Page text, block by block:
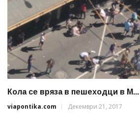
Кола се вряза в пешеходци в М...
viapontika.com
Декември 21, 2017